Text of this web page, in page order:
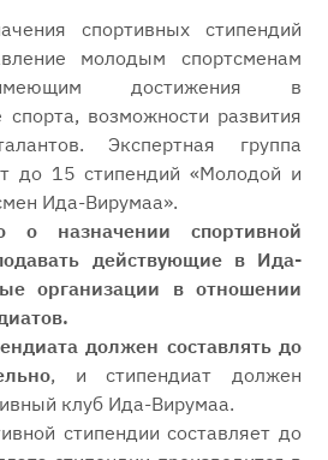
спортивных стипендий
молодым спортсменам
достижения в
возможности развития
Экспертная группа
до 15 стипендий «Молодой и
Ида-Вирумаа».
о назначении спортивной
действующие в Ида-
организации в отношении
должен составлять до
, и стипендиат должен
клуб Ида-Вирумаа.
стипендии составляет до